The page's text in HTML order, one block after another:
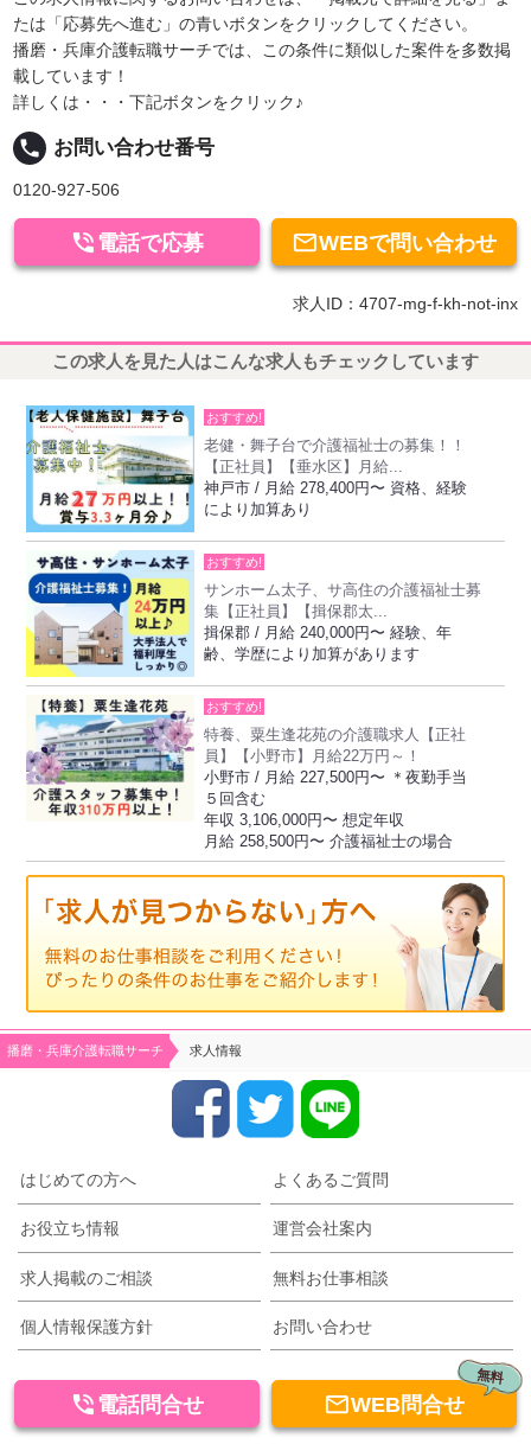
たは「応募先へ進む」の青いボタンをクリックしてください。
播磨・兵庫介護転職サーチでは、この条件に類似した案件を多数掲
載しています！
詳しくは・・・下記ボタンをクリック♪
local_phone お問い合わせ番号
0120-927-506
WEBで問い合わせ
 電話で応募
求人ID：4707-mg-f-kh-not-inx
この求人を見た人はこんな求人もチェックしています
おすすめ!
老健・舞子台で介護福祉士の募集！！
【正社員】【垂水区】月給...
神戸市 / 月給 278,400円〜 資格、経験
により加算あり
おすすめ!
サンホーム太子、サ高住の介護福祉士募
集【正社員】【揖保郡太...
揖保郡 / 月給 240,000円〜 経験、年
齢、学歴により加算があります
おすすめ!
特養、粟生逢花苑の介護職求人【正社
員】【小野市】月給22万円～！
小野市 / 月給 227,500円〜 ＊夜勤手当
５回含む
年収 3,106,000円〜 想定年収
月給 258,500円〜 介護福祉士の場合
播磨・兵庫介護転職サーチ 求人情報
はじめての方へ よくあるご質問
お役立ち情報 運営会社案内
求人掲載のご相談 無料お仕事相談
個人情報保護方針 お問い合わせ
無料
WEB問合せ
 電話問合せ